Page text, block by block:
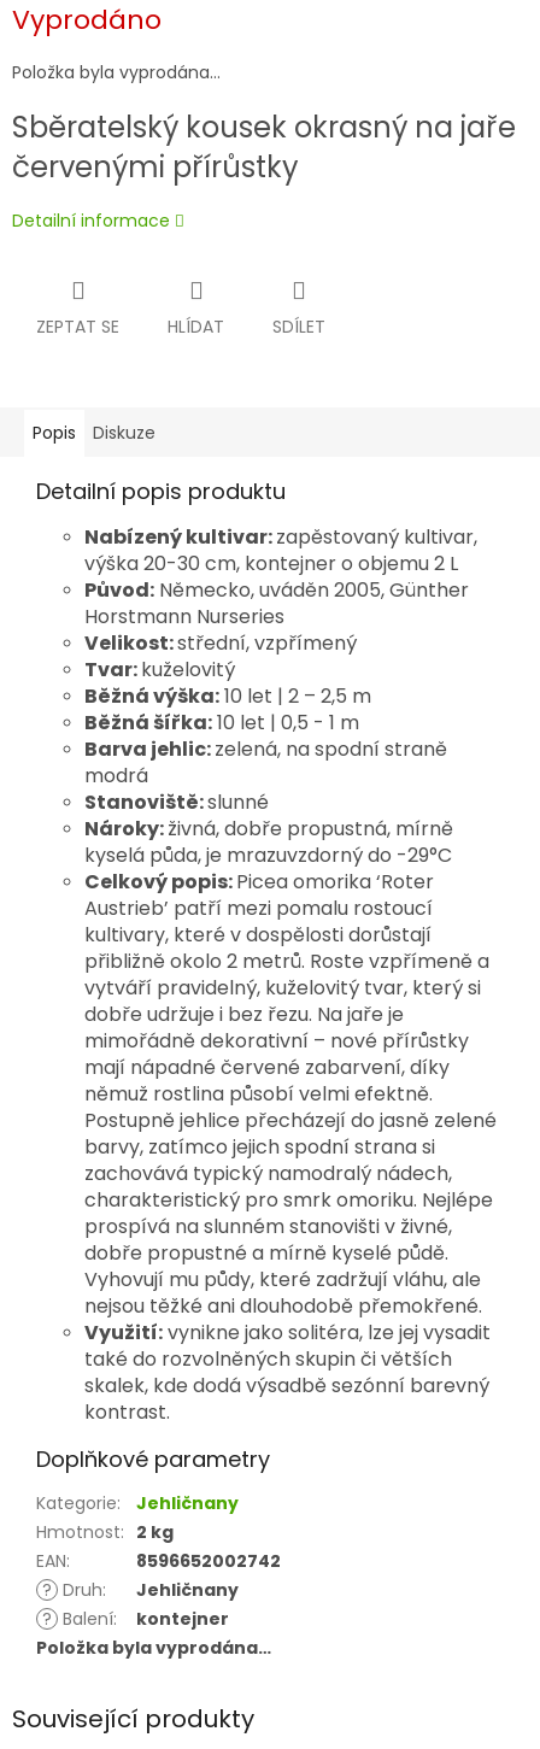
cena:
Vyprodáno
Položka byla vyprodána…
Sběratelský kousek okrasný na jaře
červenými přírůstky
Detailní informace
ZEPTAT SE HLÍDAT SDÍLET
Popis Diskuze
Detailní popis produktu
Nabízený kultivar:zapěstovaný kultivar,
výška 20-30 cm, kontejner o objemu 2 L
Původ: Německo, uváděn 2005, Günther
Horstmann Nurseries
Velikost:střední, vzpřímený
Tvar:kuželovitý
Běžná výška:10 let | 2 – 2,5 m
Běžná šířka:10 let | 0,5 - 1 m
Barva jehlic:zelená, na spodní straně
modrá
Stanoviště:slunné
Nároky:živná, dobře propustná, mírně
kyselá půda, je mrazuvzdorný do -29°C
Celkový popis:Picea omorika ‘Roter
Austrieb’ patří mezi pomalu rostoucí
kultivary, které v dospělosti dorůstají
přibližně okolo 2 metrů. Roste vzpřímeně a
vytváří pravidelný, kuželovitý tvar, který si
dobře udržuje i bez řezu. Na jaře je
mimořádně dekorativní – nové přírůstky
mají nápadné červené zabarvení, díky
němuž rostlina působí velmi efektně.
Postupně jehlice přecházejí do jasně zelené
barvy, zatímco jejich spodní strana si
zachovává typický namodralý nádech,
charakteristický pro smrk omoriku. Nejlépe
prospívá na slunném stanovišti v živné,
dobře propustné a mírně kyselé půdě.
Vyhovují mu půdy, které zadržují vláhu, ale
nejsou těžké ani dlouhodobě přemokřené.
Využití: vynikne jako solitéra, lze jej vysadit
také do rozvolněných skupin či větších
skalek, kde dodá výsadbě sezónní barevný
kontrast.
Doplňkové parametry
Kategorie:
Jehličnany
Hmotnost: 2 kg
EAN:
8596652002742
? Druh:
Jehličnany
? Balení:
kontejner
Položka byla vyprodána…
Související produkty